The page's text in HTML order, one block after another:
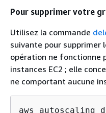
Pour supprimer votre
Utilisez la commande
suivante pour supprimer
opération ne fonctionne
instances EC2 ; elle
ne comportant aucune
aws autoscaling